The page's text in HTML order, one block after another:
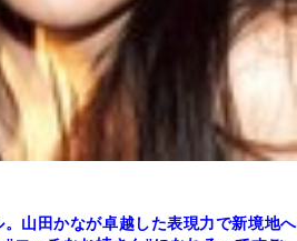
山田かなが卓越した表現力で新境地へ